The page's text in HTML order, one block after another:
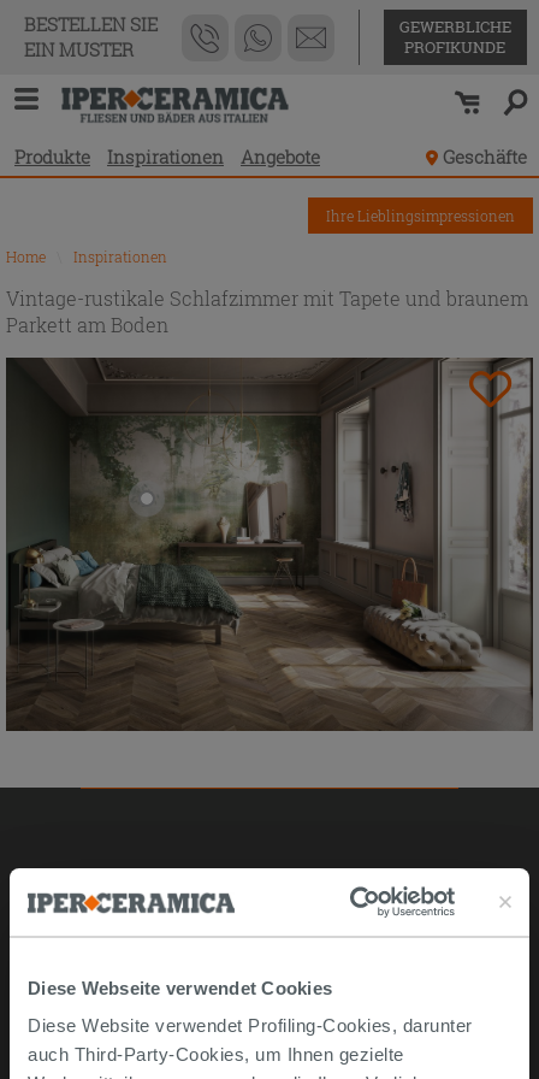
Diese Webseite verwendet Cookies
Diese Website verwendet Profiling-Cookies, darunter
auch Third-Party-Cookies, um Ihnen gezielte
BESTELLEN SIE
EIN MUSTER
GEWERBLICHE
PROFIKUNDE
Produkte Inspirationen Angebote Geschäfte
Home Inspirationen
Ihre Lieblingsimpressionen
Vintage-rustikale Schlafzimmer mit Tapete und braunem
Parkett am Boden
Online kaufen
Musterstücke
Bestellen Sie mit uns
Wie man online kauft
Lieferzeiten und -kosten